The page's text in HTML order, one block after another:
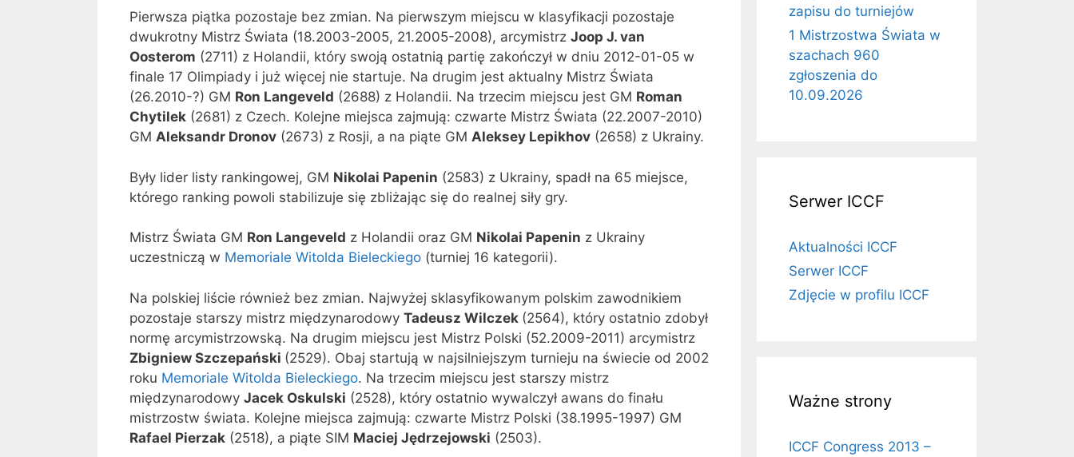
Pierwsza piątka pozostaje bez zmian. Na pierwszym miejscu w klasyfikacji pozostaje
dwukrotny Mistrz Świata (18.2003-2005, 21.2005-2008), arcymistrz Joop J. van
Oosterom (2711) z Holandii, który swoją ostatnią partię zakończył w dniu 2012-01-05 w
finale 17 Olimpiady i już więcej nie startuje. Na drugim jest aktualny Mistrz Świata
(26.2010-?) GM Ron Langeveld (2688) z Holandii. Na trzecim miejscu jest GM Roman
Chytilek (2681) z Czech. Kolejne miejsca zajmują: czwarte Mistrz Świata (22.2007-2010)
GM Aleksandr Dronov (2673) z Rosji, a na piąte GM Aleksey Lepikhov (2658) z Ukrainy.
Były lider listy rankingowej, GM Nikolai Papenin (2583) z Ukrainy, spadł na 65 miejsce,
którego ranking powoli stabilizuje się zbliżając się do realnej siły gry.
Mistrz Świata GM Ron Langeveld z Holandii oraz GM Nikolai Papenin z Ukrainy
uczestniczą w Memoriale Witolda Bieleckiego (turniej 16 kategorii).
Na polskiej liście również bez zmian. Najwyżej sklasyfikowanym polskim zawodnikiem
pozostaje starszy mistrz międzynarodowy Tadeusz Wilczek (2564), który ostatnio zdobył
normę arcymistrzowską. Na drugim miejscu jest Mistrz Polski (52.2009-2011) arcymistrz
Zbigniew Szczepański (2529). Obaj startują w najsilniejszym turnieju na świecie od 2002
roku Memoriale Witolda Bieleckiego. Na trzecim miejscu jest starszy mistrz
międzynarodowy Jacek Oskulski (2528), który ostatnio wywalczył awans do finału
mistrzostw świata. Kolejne miejsca zajmują: czwarte Mistrz Polski (38.1995-1997) GM
Rafael Pierzak (2518), a piąte SIM Maciej Jędrzejowski (2503).
zapisu do turniejów
1 Mistrzostwa Świata w
szachach 960
zgłoszenia do
10.09.2026
Serwer ICCF
Aktualności ICCF
Serwer ICCF
Zdjęcie w profilu ICCF
Ważne strony
ICCF Congress 2013 –